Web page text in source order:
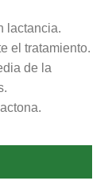
lactancia.
el tratamiento.
de la